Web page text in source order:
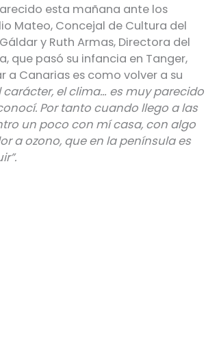
esta mañana ante los
Mateo, Concejal de Cultura del
y Ruth Armas, Directora del
que pasó su infancia en Tanger,
a Canarias es como volver a su
carácter, el clima… es muy parecido
Por tanto cuando llego a las
un poco con mí casa, con algo
a ozono, que en la península es